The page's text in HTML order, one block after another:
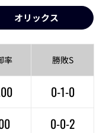
オリックス
率 勝敗S
0-1-0
0-0-2